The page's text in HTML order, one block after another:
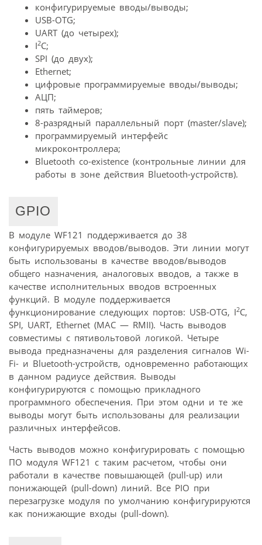
конфигурируемые вводы/выводы;
USB-OTG;
UART (до четырех);
I2C;
SPI (до двух);
Ethernet;
цифровые программируемые вводы/выводы;
АЦП;
пять таймеров;
8-разрядный параллельный порт (master/slave);
программируемый интерфейс
микроконтроллера;
Bluetooth co-existence (контрольные линии для
работы в зоне действия Bluetooth-устройств).
GPIO
В модуле WF121 поддерживается до 38
конфигурируемых вводов/выводов. Эти линии могут
быть использованы в качестве вводов/выводов
общего назначения, аналоговых вводов, а также в
качестве исполнительных вводов встроенных
функций. В модуле поддерживается
функционирование следующих портов: USB-OTG, I2C,
SPI, UART, Ethernet (MAC — RMII). Часть выводов
совместимы с пятивольтовой логикой. Четыре
вывода предназначены для разделения сигналов Wi-
Fi- и Bluetooth-устройств, одновременно работающих
в данном радиусе действия. Выводы
конфигурируются с помощью прикладного
программного обеспечения. При этом одни и те же
выводы могут быть использованы для реализации
различных интерфейсов.
Часть выводов можно конфигурировать с помощью
ПО модуля WF121 с таким расчетом, чтобы они
работали в качестве повышающей (pull-up) или
понижающей (pull-down) линий. Все PIO при
перезагрузке модуля по умолчанию конфигурируются
как понижающие входы (pull-down).